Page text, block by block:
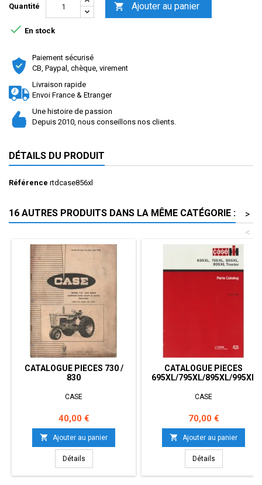
Quantité  Ajouter au panier
 En stock
Paiement sécurisé
CB, Paypal, chèque, virement
Livraison rapide
Envoi France & Etranger
Une histoire de passion
Depuis 2010, nous conseillons nos clients.
DÉTAILS DU PRODUIT
Référence rtdcase856xl
16 AUTRES PRODUITS DANS LA MÊME CATÉGORIE :
>
<
CATALOGUE PIECES 730 /
830
CASE
Prix
40,00 €
 Ajouter au panier
Détails
CATALOGUE PIECES
695XL/795XL/895XL/995XL
CASE
Prix
70,00 €
 Ajouter au panier
Détails